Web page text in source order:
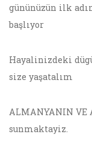
gününüzün ilk
başlıyor
Hayalinizdeki
size yaşatalım
ALMANYANIN VE
sunmaktayiz.